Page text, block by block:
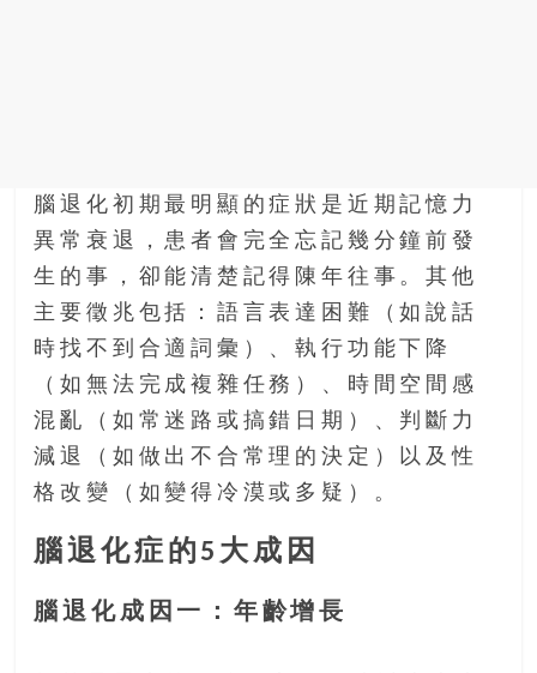
生。
腦退化初期最明顯的症狀是近期記憶力
異常衰退，患者會完全忘記幾分鐘前發
生的事，卻能清楚記得陳年往事。其他
主要徵兆包括：語言表達困難（如說話
時找不到合適詞彙）、執行功能下降
（如無法完成複雜任務）、時間空間感
混亂（如常迷路或搞錯日期）、判斷力
減退（如做出不合常理的決定）以及性
格改變（如變得冷漠或多疑）。
腦退化症的5大成因
腦退化成因一：年齡增長